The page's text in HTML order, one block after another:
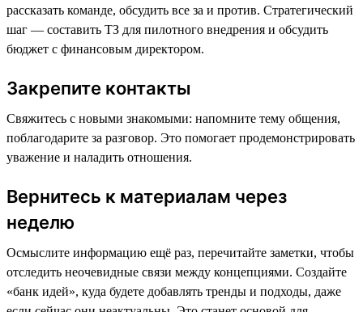
рассказать команде, обсудить все за и против. Стратегический
шаг — составить ТЗ для пилотного внедрения и обсудить
бюджет с финансовым директором.
Закрепите контакты
Свяжитесь с новыми знакомыми: напомните тему общения,
поблагодарите за разговор. Это помогает продемонстрировать
уважение и наладить отношения.
Вернитесь к материалам через
неделю
Осмыслите информацию ещё раз, перечитайте заметки, чтобы
отследить неочевидные связи между концепциями. Создайте
«банк идей», куда будете добавлять тренды и подходы, даже